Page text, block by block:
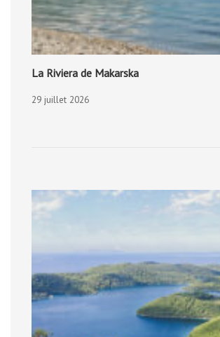
La Riviera de Makarska
29 juillet 2026